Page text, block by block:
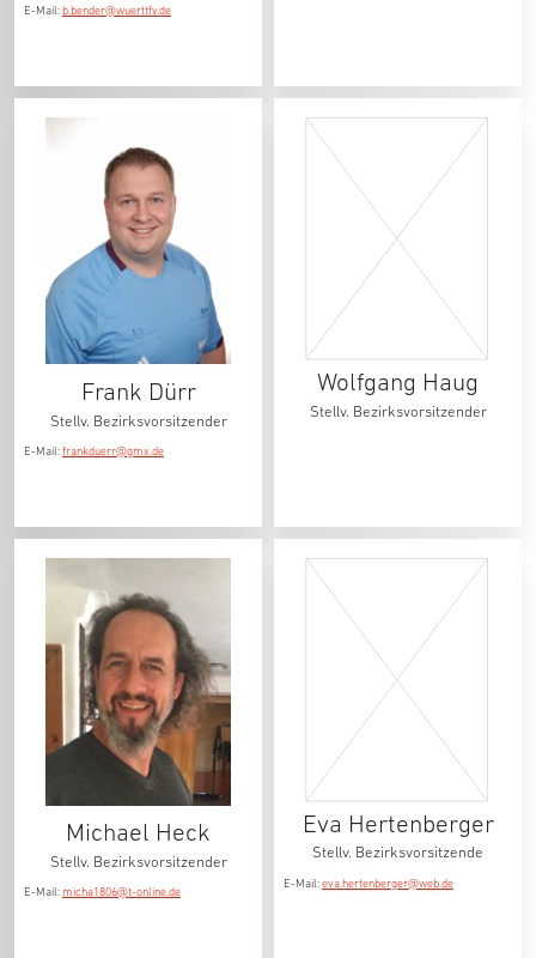
E-Mail: b.bender@wuerttfv.de
Frank Dürr
Stellv. Bezirksvorsitzender
E-Mail:frankduerr@gmx.de
Wolfgang Haug
Stellv. Bezirksvorsitzender
Michael Heck
Stellv. Bezirksvorsitzender
E-Mail: micha1806@t-online.de
Eva Hertenberger
Stellv. Bezirksvorsitzende
E-Mail:eva.hertenberger@web.de